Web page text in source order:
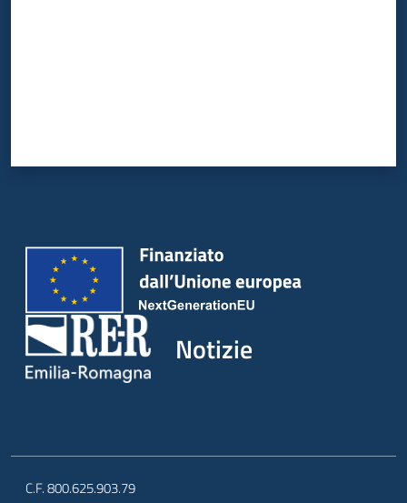
Notizie
C.F. 800.625.903.79